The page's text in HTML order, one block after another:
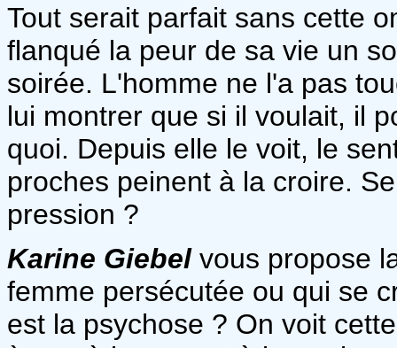
Tout serait parfait sans cette
flanqué la peur de sa vie un
soirée. L'homme ne l'a pas
lui montrer que si il voulait, il
quoi. Depuis elle le voit, le
proches peinent à la croire.
pression ?
Karine Giebelvous propose
femme persécutée ou qui se
est la psychose ? On voit